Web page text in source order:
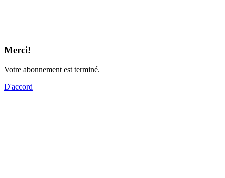
Merci!
Votre abonnement est terminé.
D'accord